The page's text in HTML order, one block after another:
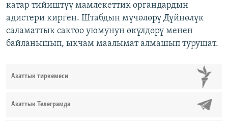
катар тийиштүү мамлекеттик органдардын
адистери кирген. Штабдын мүчөлөрү Дүйнөлүк
саламаттык сактоо уюмунун өкүлдөрү менен
байланышып, ыкчам маалымат алмашып турушат.
Азаттык тиркемеси
Азаттык Телеграмда